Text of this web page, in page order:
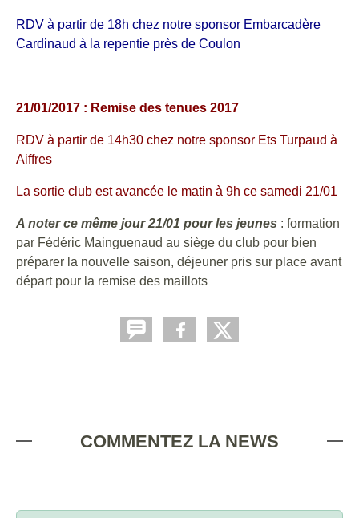
RDV à partir de 18h chez notre sponsor Embarcadère
Cardinaud à la repentie près de Coulon
21/01/2017 : Remise des tenues 2017
RDV à partir de 14h30 chez notre sponsor Ets Turpaud à
Aiffres
La sortie club est avancée le matin à 9h ce samedi 21/01
A noter ce même jour 21/01 pour les jeunes : formation
par Fédéric Mainguenaud au siège du club pour bien
préparer la nouvelle saison, déjeuner pris sur place avant
départ pour la remise des maillots
COMMENTEZ LA NEWS